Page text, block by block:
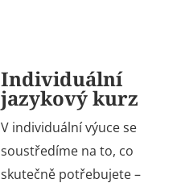
Individuální
jazykový kurz
V individuální výuce se
soustředíme na to, co
skutečně potřebujete –